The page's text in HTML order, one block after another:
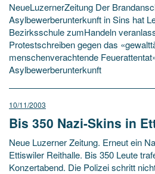
NeueLuzernerZeitung Der
Asylbewerberunterkunft in Sins hat
Bezirksschule zumHandeln
Protestschreiben gegen das
menschenverachtende
Asylbewerberunterkunft
10/11/2003
Bis 350 Nazi-Skins in
Neue Luzerner Zeitung. Erneut ein
Ettiswiler Reithalle. Bis 350 Leute
Konzertabend. Die Polizei schritt